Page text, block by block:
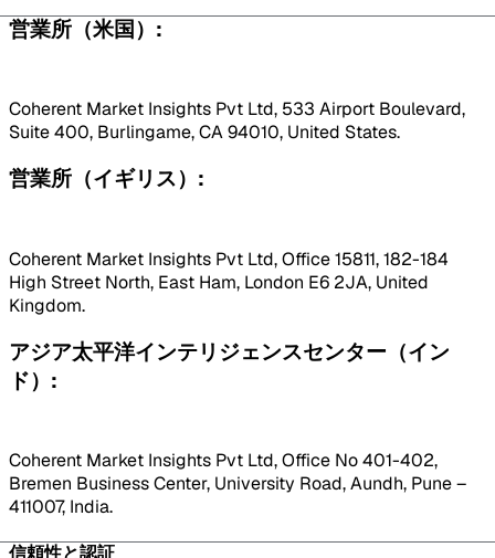
営業所（米国）:
Coherent Market Insights Pvt Ltd, 533 Airport Boulevard,
Suite 400, Burlingame, CA 94010, United States.
営業所（イギリス）:
Coherent Market Insights Pvt Ltd, Office 15811, 182-184
High Street North, East Ham, London E6 2JA, United
Kingdom.
アジア太平洋インテリジェンスセンター（イン
ド）:
Coherent Market Insights Pvt Ltd, Office No 401-402,
Bremen Business Center, University Road, Aundh, Pune –
411007, India.